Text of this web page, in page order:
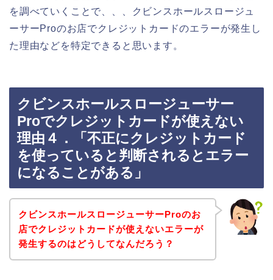
を調べていくことで、、、クビンスホールスロージュ
ーサーProのお店でクレジットカードのエラーが発生し
た理由などを特定できると思います。
クビンスホールスロージューサー
Proでクレジットカードが使えない
理由４．「不正にクレジットカード
を使っていると判断されるとエラー
になることがある」
クビンスホールスロージューサーProのお
店でクレジットカードが使えないエラーが
発生するのはどうしてなんだろう？